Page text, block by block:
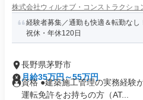
株式会社ウィルオブ・コンストラクショ
経験者募集／通勤も快適＆転勤なし
祝休・年休120日
長野県茅野市
月給35万円～55万円
資格 ●建築施工管理の実務経験
運転免許をお持ちの方（AT...